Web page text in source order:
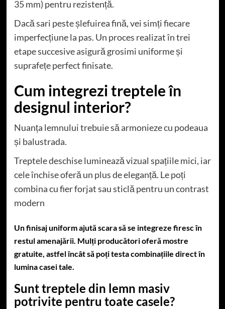
35 mm) pentru rezistență.
Dacă sari peste șlefuirea fină, vei simți fiecare
imperfecțiune la pas. Un proces realizat în trei
etape succesive asigură grosimi uniforme și
suprafețe perfect finisate.
Cum integrezi treptele în
designul interior?
Nuanța lemnului trebuie să armonieze cu podeaua
și balustrada.
Treptele deschise luminează vizual spațiile mici, iar
cele închise oferă un plus de eleganță. Le poți
combina cu fier forjat sau sticlă pentru un contrast
modern
Un finisaj uniform ajută scara să se integreze firesc în
restul amenajării. Mulți producători oferă mostre
gratuite, astfel încât să poți testa combinațiile direct în
lumina casei tale.
Sunt treptele din lemn masiv
potrivite pentru toate casele?